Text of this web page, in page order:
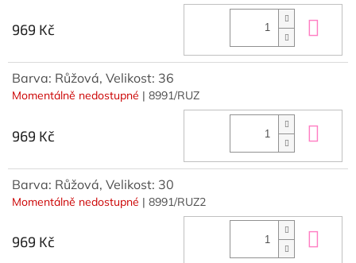
969 Kč
Barva: Růžová, Velikost: 36
Momentálně nedostupné | 8991/RUZ
969 Kč
Barva: Růžová, Velikost: 30
Momentálně nedostupné | 8991/RUZ2
969 Kč